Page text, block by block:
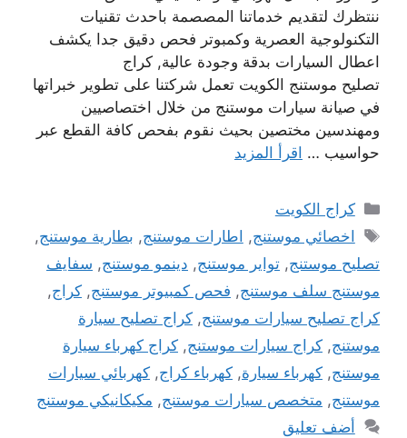
ننتظرك لتقديم خدماتنا المصصمة باحدث تقنيات
التكنولوجية العصرية وكمبوتر فحص دقيق جدا يكشف
اعطال السيارات بدقة وجودة عالية, كراج
تصليح موستنج الكويت تعمل شركتنا على تطوير خبراتها
في صيانة سيارات موستنج من خلال اختصاصيين
ومهندسين مختصين بحيث نقوم بفحص كافة القطع عبر
حواسيب … اقرأ المزيد
التصنيفات
كراج الكويت
الوسوم
اخصائي موستنج, اطارات موستنج, بطارية موستنج,
تصليح موستنج, تواير موستنج, دينمو موستنج, سفايف
موستنج سلف موستنج, فحص كمبيوتر موستنج, كراج,
كراج تصليح سيارات موستنج, كراج تصليح سيارة
موستنج, كراج سيارات موستنج, كراج كهرباء سيارة
موستنج, كهرباء سيارة, كهرباء كراج, كهربائي سيارات
موستنج, متخصص سيارات موستنج, مكيكانيكي موستنج
أضف تعليق